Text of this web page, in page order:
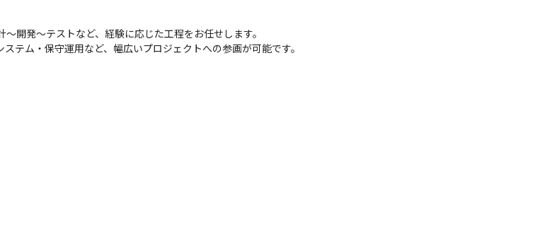
開発〜テストなど、経験に応じた工程をお任せします。
テム・保守運用など、幅広いプロジェクトへの参画が可能です。